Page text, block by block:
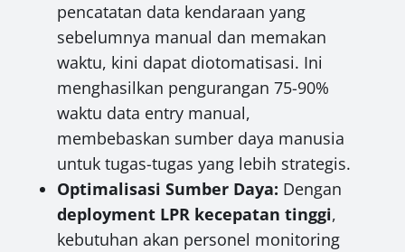
pencatatan data kendaraan yang
sebelumnya manual dan memakan
waktu, kini dapat diotomatisasi. Ini
menghasilkan pengurangan 75-90%
waktu data entry manual,
membebaskan sumber daya manusia
untuk tugas-tugas yang lebih strategis.
Optimalisasi Sumber Daya: Dengan
deployment LPR kecepatan tinggi,
kebutuhan akan personel monitoring